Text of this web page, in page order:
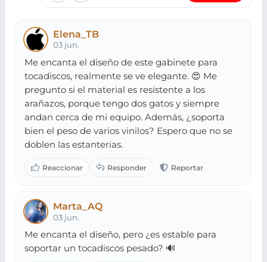
Elena_TB
03 jun.
Me encanta el diseño de este gabinete para
tocadiscos, realmente se ve elegante. 😍 Me
pregunto si el material es resistente a los
arañazos, porque tengo dos gatos y siempre
andan cerca de mi equipo. Además, ¿soporta
bien el peso de varios vinilos? Espero que no se
doblen las estanterias.
Marta_AQ
03 jun.
Me encanta el diseño, pero ¿es estable para
soportar un tocadiscos pesado? 🔊